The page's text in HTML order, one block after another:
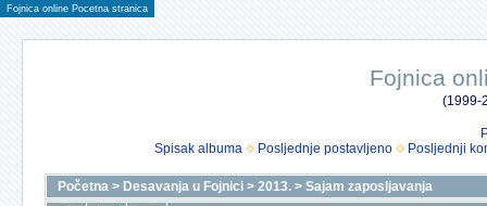
Fojnica online Pocetna stranica
Fojnica
(1999-
Spisak albuma
Posljednje postavljeno Posljednji
Početna > Desavanja u Fojnici > 2013. > Sajam zaposljavanja